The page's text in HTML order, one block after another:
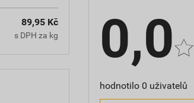
89,95 Kč
s DPH za kg 0,0
hodnotilo 0 uživatelů